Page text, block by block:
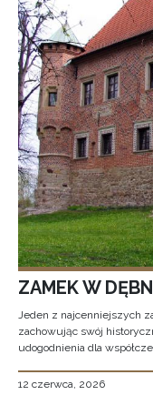
ZAMEK W
Jeden z najcenniejszych
zachowując swój
udogodnienia dla
12 czerwca, 2026